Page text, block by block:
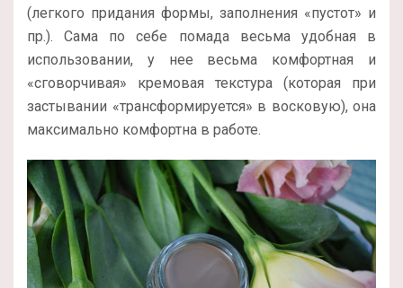
(легкого придания формы, заполнения «пустот» и
пр.). Сама по себе помада весьма удобная в
использовании, у нее весьма комфортная и
«сговорчивая» кремовая текстура (которая при
застывании «трансформируется» в восковую), она
максимально комфортна в работе.